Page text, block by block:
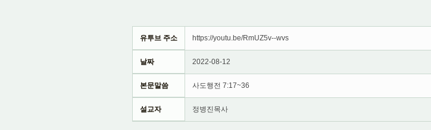
유투브 주소 https://youtu.be/RmUZ5v--wvs
날짜 2022-08-12
본문말씀 사도행전 7:17~36
설교자 정병진목사